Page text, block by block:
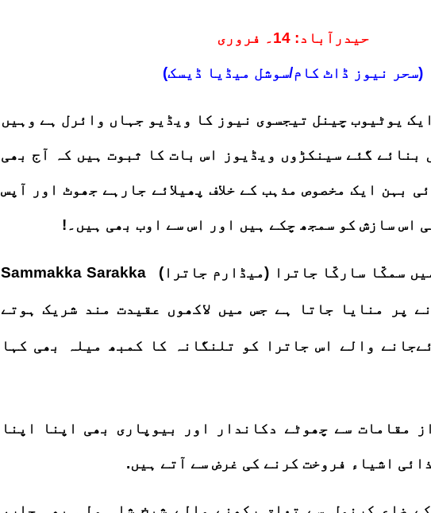
حیدرآباد: 14۔ فروری
(سحر نیوز ڈاٹ کام/سوشل میڈیا ڈیسک)
یوٹیوب چینل تیجسوی نیوز کا ویڈیو جہاں وائرل ہے وہیں
بنائے گئے سینکڑوں ویڈیوز اس بات کا ثبوت ہیں کہ آج بھی
بہن ایک مخصوص مذہب کے خلاف پھیلائے جارہے جھوٹ اور آپس
اس سازش کو سمجھ چکے ہیں اور اس سے اوب بھی ہیں۔!
سمکّا سارکّا جاترا (میڈارم جاترا)Sammakka Sarakka
پر منایا جاتا ہے جس میں لاکھوں عقیدت مند شریک ہوتے
والے اس جاترا کو تلنگانہ کا کمبھ میلہ بھی کہا
مقامات سے چھوٹے دکاندار اور بیوپاری بھی اپنا اپنا
اشیاء فروخت کرنے کی غرض سے آتے ہیں.